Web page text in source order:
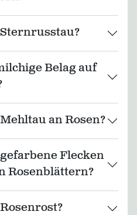
Belag auf
an Rosen?
Flecken
Rosenblättern?